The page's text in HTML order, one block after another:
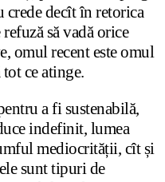
crede decît în retorica
să vadă orice
omul recent este omul
tot ce atinge.
a fi sustenabilă,
indefinit, lumea
mediocrității, cît și
sunt tipuri de